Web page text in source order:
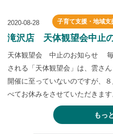
2020-08-28 子育て支援・地域支
滝沢店 天体観望会中止
天体観望会 中止のお知らせ 毎
される「天体観望会」は、雲さ
開催に至っていないのですが、
べてお休みをさせていただき
もっ